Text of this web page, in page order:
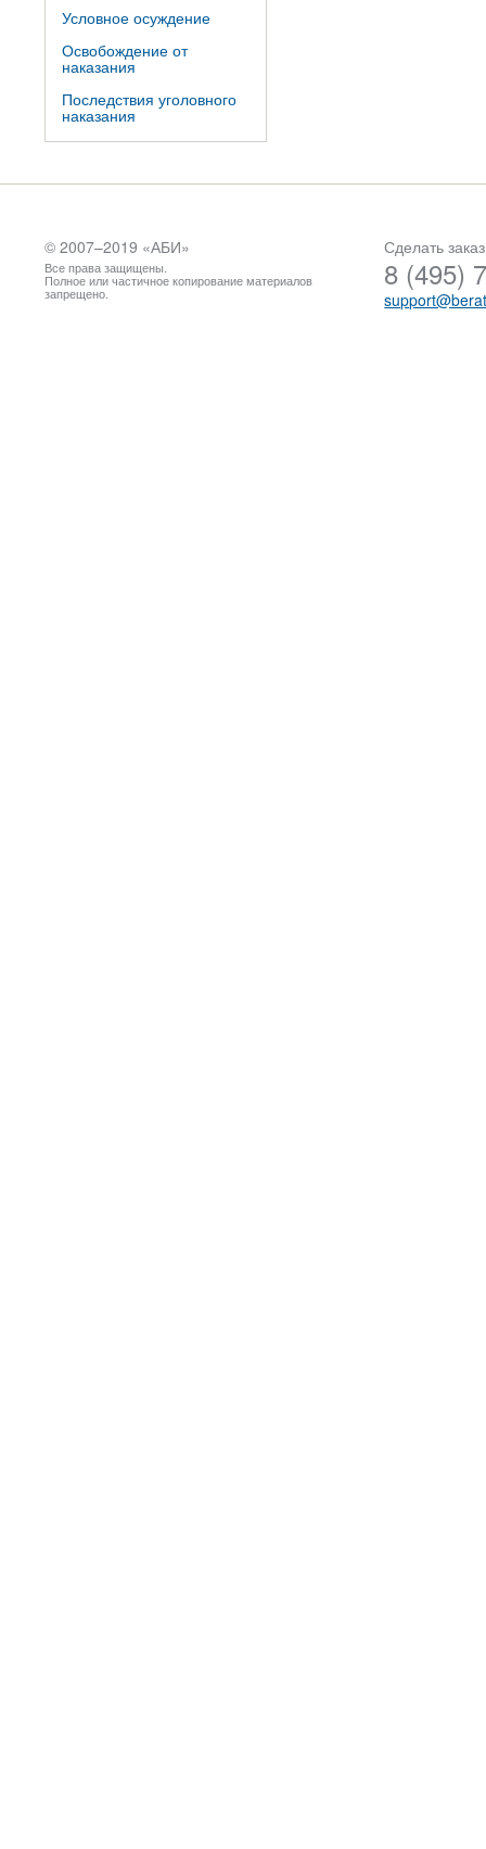
Условное осуждение
Освобождение от
наказания
Последствия уголовного
наказания
© 2007–2019 «АБИ»
Все права защищены.
Полное или частичное копирование материалов
запрещено.
Сделать
8 (495)